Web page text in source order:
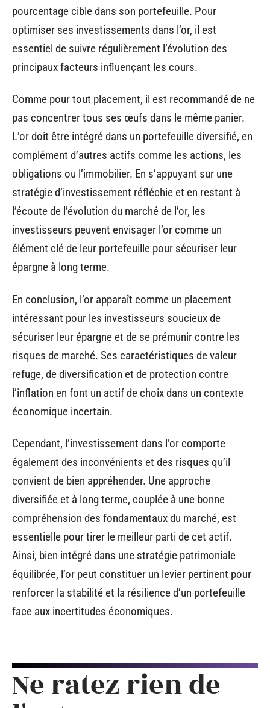
pourcentage cible dans son portefeuille. Pour
optimiser ses investissements dans l’or, il est
essentiel de suivre régulièrement l’évolution des
principaux facteurs influençant les cours.
Comme pour tout placement, il est recommandé de ne
pas concentrer tous ses œufs dans le même panier.
L’or doit être intégré dans un portefeuille diversifié, en
complément d’autres actifs comme les actions, les
obligations ou l’immobilier. En s’appuyant sur une
stratégie d’investissement réfléchie et en restant à
l’écoute de l’évolution du marché de l’or, les
investisseurs peuvent envisager l’or comme un
élément clé de leur portefeuille pour sécuriser leur
épargne à long terme.
En conclusion, l’or apparaît comme un placement
intéressant pour les investisseurs soucieux de
sécuriser leur épargne et de se prémunir contre les
risques de marché. Ses caractéristiques de valeur
refuge, de diversification et de protection contre
l’inflation en font un actif de choix dans un contexte
économique incertain.
Cependant, l’investissement dans l’or comporte
également des inconvénients et des risques qu’il
convient de bien appréhender. Une approche
diversifiée et à long terme, couplée à une bonne
compréhension des fondamentaux du marché, est
essentielle pour tirer le meilleur parti de cet actif.
Ainsi, bien intégré dans une stratégie patrimoniale
équilibrée, l’or peut constituer un levier pertinent pour
renforcer la stabilité et la résilience d’un portefeuille
face aux incertitudes économiques.
Ne ratez rien de